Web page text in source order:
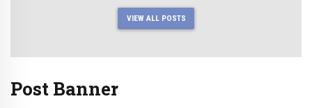
VIEW ALL POSTS
Post Banner